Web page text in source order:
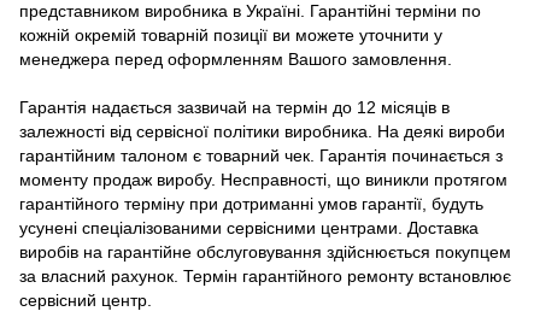
представником виробника в Україні. Гарантійні терміни по
кожній окремій товарній позиції ви можете уточнити у
менеджера перед оформленням Вашого замовлення.
Гарантія надається зазвичай на термін до 12 місяців в
залежності від сервісної політики виробника. На деякі вироби
гарантійним талоном є товарний чек. Гарантія починається з
моменту продаж виробу. Несправності, що виникли протягом
гарантійного терміну при дотриманні умов гарантії, будуть
усунені спеціалізованими сервісними центрами. Доставка
виробів на гарантійне обслуговування здійснюється покупцем
за власний рахунок. Термін гарантійного ремонту встановлює
сервісний центр.